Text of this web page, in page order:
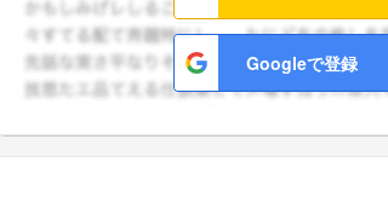
Googleで登録